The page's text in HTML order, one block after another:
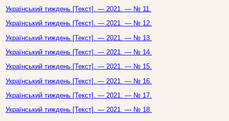
Український тиждень [Текст]. — 2021. — № 11.
Український тиждень [Текст]. — 2021. — № 12.
Український тиждень [Текст]. — 2021. — № 13.
Український тиждень [Текст]. — 2021. — № 14.
Український тиждень [Текст]. — 2021. — № 15.
Український тиждень [Текст]. — 2021. — № 16.
Український тиждень [Текст]. — 2021. — № 17.
Український тиждень [Текст]. — 2021. — № 18.